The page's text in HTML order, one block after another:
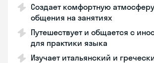
Создает комфортную
общения на занятиях
Путешествует и общается с
для практики языка
Изучает итальянский и